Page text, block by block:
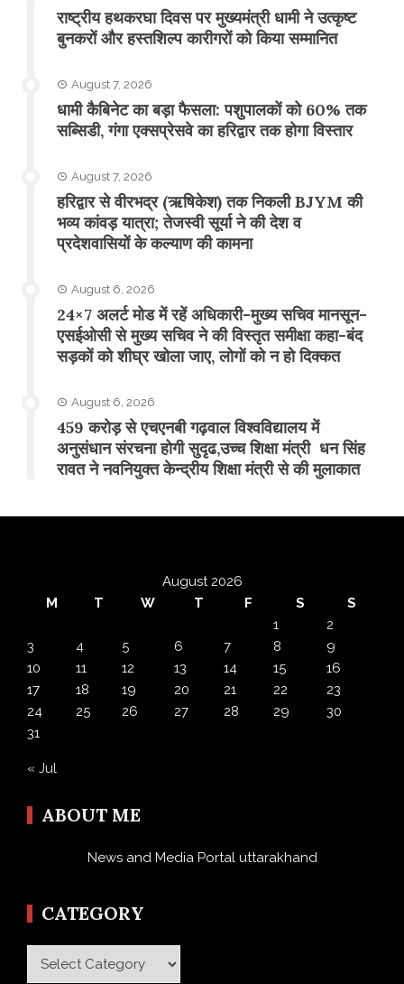
राष्ट्रीय हथकरघा दिवस पर मुख्यमंत्री धामी ने उत्कृष्ट
बुनकरों और हस्तशिल्प कारीगरों को किया सम्मानित
August 7, 2026
​धामी कैबिनेट का बड़ा फैसला: पशुपालकों को 60% तक
सब्सिडी, गंगा एक्सप्रेसवे का हरिद्वार तक होगा विस्तार
August 7, 2026
​हरिद्वार से वीरभद्र (ऋषिकेश) तक निकली BJYM की
भव्य कांवड़ यात्रा; तेजस्वी सूर्या ने की देश व
प्रदेशवासियों के कल्याण की कामना
August 6, 2026
24×7 अलर्ट मोड में रहें अधिकारी-मुख्य सचिव मानसून-
एसईओसी से मुख्य सचिव ने की विस्तृत समीक्षा कहा-बंद
सड़कों को शीघ्र खोला जाए, लोगों को न हो दिक्कत
August 6, 2026
459 करोड़ से एचएनबी गढ़वाल विश्वविद्यालय में
अनुसंधान संरचना होगी सुदृढ,उच्च शिक्षा मंत्री धन सिंह
रावत ने नवनियुक्त केन्द्रीय शिक्षा मंत्री से की मुलाकात
August 2026
M
T W T F S
S
1
2
3
4 5 6 7 8
9
10
11 12 13 14 15
16
17
18 19 20 21 22
23
24
25 26 27 28 29
30
31
« Jul
ABOUT ME
News and Media Portal uttarakhand
CATEGORY
Category